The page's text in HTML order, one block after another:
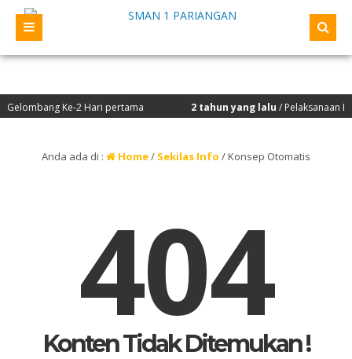
Ke-2 Hari pertama 2 tahun yang lalu/ Pelaksanaan
Anda ada di : Home/ Sekilas Info /Konsep Otomatis
404
Konten Tidak Ditemukan !